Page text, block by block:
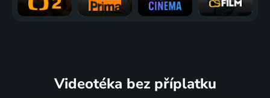
Videotéka bez příplatku